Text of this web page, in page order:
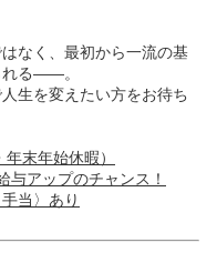
なく、最初から一流の基
れる――。
生を変えたい方をお待ち
末年始休暇）
アップのチャンス！
当〉あり